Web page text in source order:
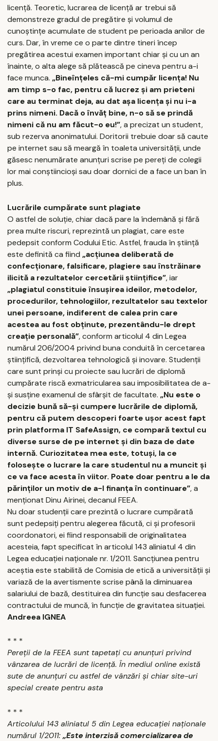
licenţă. Teoretic, lucrarea de licenţă ar trebui să
demonstreze gradul de pregătire şi volumul de
cunoştinţe acumulate de student pe perioada anilor de
curs. Dar, în vreme ce o parte dintre tineri încep
pregătirea acestui examen important chiar şi cu un an
înainte, o alta alege să plătească pe cineva pentru a-i
face munca. „Bineînţeles că-mi cumpăr licenţa! Nu
am timp s-o fac, pentru că lucrez şi am prieteni
care au terminat deja, au dat aşa licenţa şi nu i-a
prins nimeni. Dacă o învăţ bine, n-o să se prindă
nimeni că nu am făcut-o eu!”, a precizat un student,
sub rezerva anonimatului. Doritorii trebuie doar să caute
pe internet sau să meargă în toaleta universităţii, unde
găsesc nenumărate anunţuri scrise pe pereţi de colegii
lor mai conştiincioşi sau doar dornici de a face un ban în
plus.
Lucrările cumpărate sunt plagiate
O astfel de soluţie, chiar dacă pare la îndemână şi fără
prea multe riscuri, reprezintă un plagiat, care este
pedepsit conform Codului Etic. Astfel, frauda în ştiinţă
este definită ca fiind „acţiunea deliberată de
confecţionare, falsificare, plagiere sau înstrăinare
ilicită a rezultatelor cercetării ştiinţifice”, iar
„plagiatul constituie însuşirea ideilor, metodelor,
procedurilor, tehnologiilor, rezultatelor sau textelor
unei persoane, indiferent de calea prin care
acestea au fost obţinute, prezentându-le drept
creaţie personală”, conform articolul 4 din Legea
numărul 206/2004 privind buna conduită în cercetarea
ştiinţifică, dezvoltarea tehnologică şi inovare. Studenţii
care sunt prinşi cu proiecte sau lucrări de diplomă
cumpărate riscă exmatricularea sau imposibilitatea de a-
şi susţine examenul de sfârşit de facultate. „Nu este o
decizie bună să-şi cumpere lucrările de diplomă,
pentru că putem descoperi foarte uşor acest fapt
prin platforma IT SafeAssign, ce compară textul cu
diverse surse de pe internet şi din baza de date
internă. Curiozitatea mea este, totuşi, la ce
foloseşte o lucrare la care studentul nu a muncit şi
ce va face acesta în viitor. Poate doar pentru a le da
părinţilor un motiv de a-l finanţa în continuare”, a
menţionat Dinu Airinei, decanul FEEA.
Nu doar studenţii care prezintă o lucrare cumpărată
sunt pedepsiţi pentru alegerea făcută, ci şi profesorii
coordonatori, ei fiind responsabili de originalitatea
acesteia, fapt specificat în articolul 143 aliniatul 4 din
Legea educaţiei naţionale nr. 1/2011. Sancţiunea pentru
aceştia este stabilită de Comisia de etică a universităţii şi
variază de la avertismente scrise până la diminuarea
salariului de bază, destituirea din funcţie sau desfacerea
contractului de muncă, în funcţie de gravitatea situaţiei.
Andreea IGNEA
* * *
Pereţii de la FEEA sunt tapetaţi cu anunţuri privind
vânzarea de lucrări de licenţă. În mediul online există
sute de anunţuri cu astfel de vânzări şi chiar site-uri
special create pentru asta
* * *
Articolului 143 aliniatul 5 din Legea educaţiei naţionale
numărul 1/2011: „Este interzisă comercializarea de